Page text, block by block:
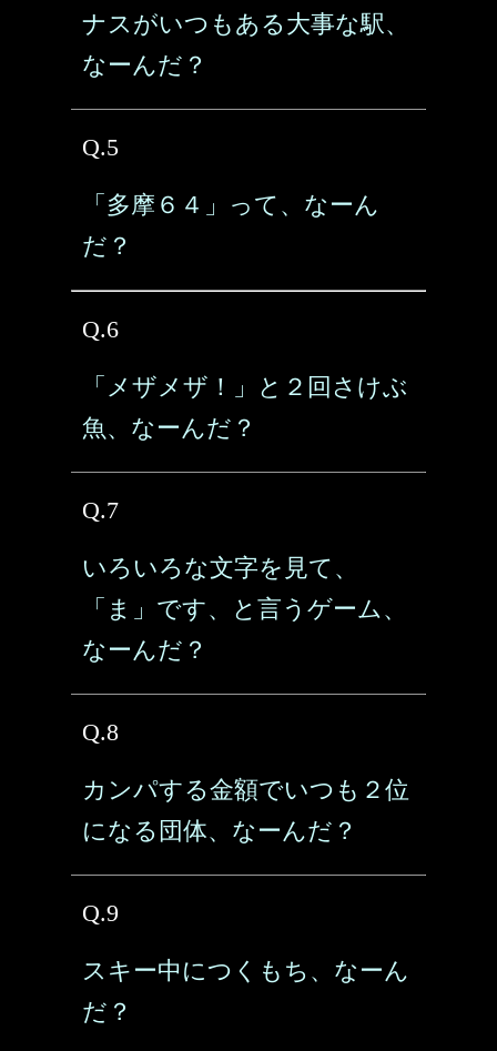
ナスがいつもある大事な駅、
なーんだ？
Q.5
「多摩６４」って、なーん
だ？
Q.6
「メザメザ！」と２回さけぶ
魚、なーんだ？
Q.7
いろいろな文字を見て、
「ま」です、と言うゲーム、
なーんだ？
Q.8
カンパする金額でいつも２位
になる団体、なーんだ？
Q.9
スキー中につくもち、なーん
だ？